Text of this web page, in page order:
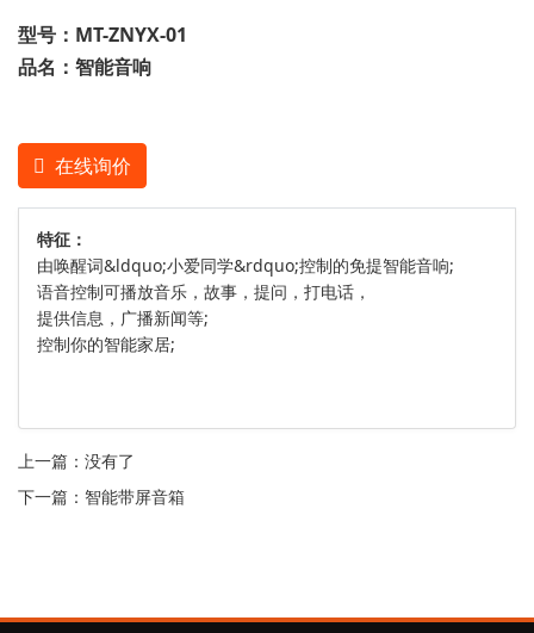
型号：MT-ZNYX-01
品名：智能音响
在线询价
特征：
由唤醒词&ldquo;小爱同学&rdquo;控制的免提智能音响;
语音控制可播放音乐，故事，提问，打电话，
提供信息，广播新闻等;
控制你的智能家居;
上一篇：没有了
下一篇： 智能带屏音箱